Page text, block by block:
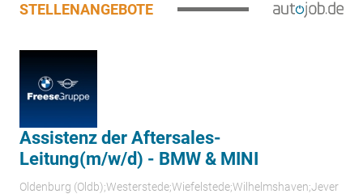
STELLENANGEBOTE
Assistenz der Aftersales-
Leitung(m/w/d) - BMW & MINI
Oldenburg (Oldb);Westerstede;Wiefelstede;Wilhelmshaven;Jever